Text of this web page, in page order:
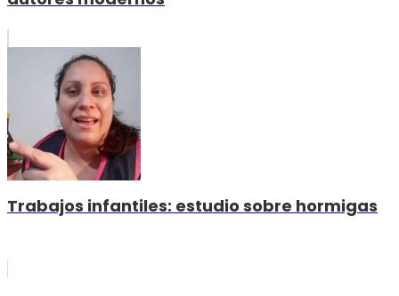
Trabajos infantiles: estudio sobre hormigas